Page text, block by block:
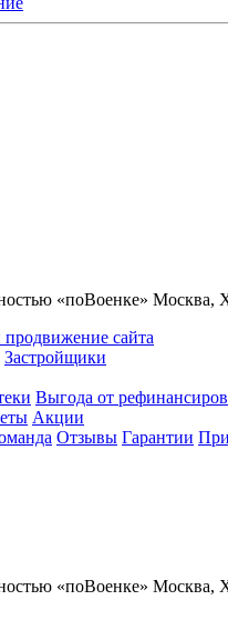
«поВоенке»
сайта
Застройщики
Выгода от
Акции
Отзывы Гарантии
«поВоенке»